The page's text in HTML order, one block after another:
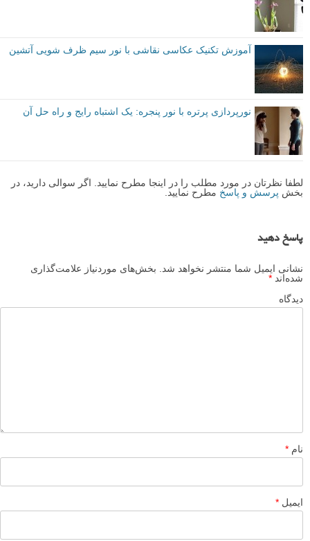
آموزش تکنیک عکاسی نقاشی با نور سیم ظرف شویی آتشین
نورپردازی پرتره با نور پنجره: یک اشتباه رایج و راه حل آن
لطفا نظرتان در مورد مطلب را در اینجا مطرح نمایید. اگر سوالی دارید، در
بخش پرسش و پاسخ مطرح نمایید.
پاسخ دهید
نشانی ایمیل شما منتشر نخواهد شد. بخش‌های موردنیاز علامت‌گذاری
شده‌اند *
دیدگاه
نام *
ایمیل *